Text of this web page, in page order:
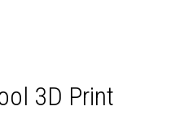
3D Print